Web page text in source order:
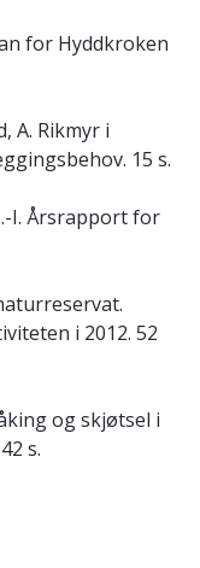
for Hyddkroken
A. Rikmyr i
15 s.
I. Årsrapport for
i 2012. 52
og skjøtsel i
s.